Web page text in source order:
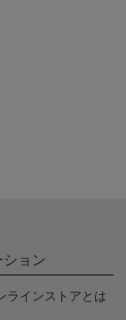
ション
ラインストアとは